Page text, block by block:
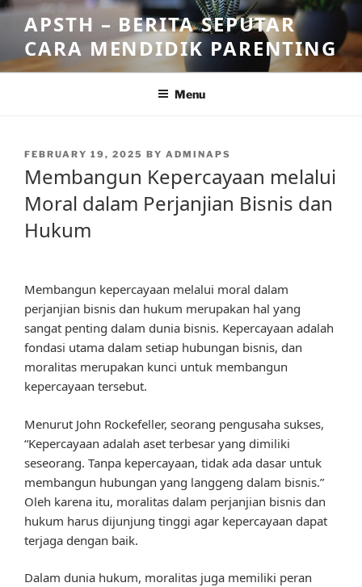
Skip
content
APSTH – BERITA SEPUTAR
CARA MENDIDIK PARENTING
Menu
POSTED
FEBRUARY 19, 2025 BY ADMINAPS
Membangun Kepercayaan melalui
Moral dalam Perjanjian Bisnis dan
Hukum
Membangun kepercayaan melalui moral dalam
perjanjian bisnis dan hukum merupakan hal yang
sangat penting dalam dunia bisnis. Kepercayaan adalah
fondasi utama dalam setiap hubungan bisnis, dan
moralitas merupakan kunci untuk membangun
kepercayaan tersebut.
Menurut John Rockefeller, seorang pengusaha sukses,
“Kepercayaan adalah aset terbesar yang dimiliki
seseorang. Tanpa kepercayaan, tidak ada dasar untuk
membangun hubungan yang langgeng dalam bisnis.”
Oleh karena itu, moralitas dalam perjanjian bisnis dan
hukum harus dijunjung tinggi agar kepercayaan dapat
terjaga dengan baik.
Dalam dunia hukum, moralitas juga memiliki peran